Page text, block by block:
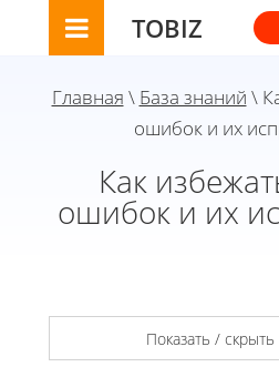
TOBIZ
Главная \ База знаний \
ошибок и их
Как
ошибок и их
Показать / скрыть